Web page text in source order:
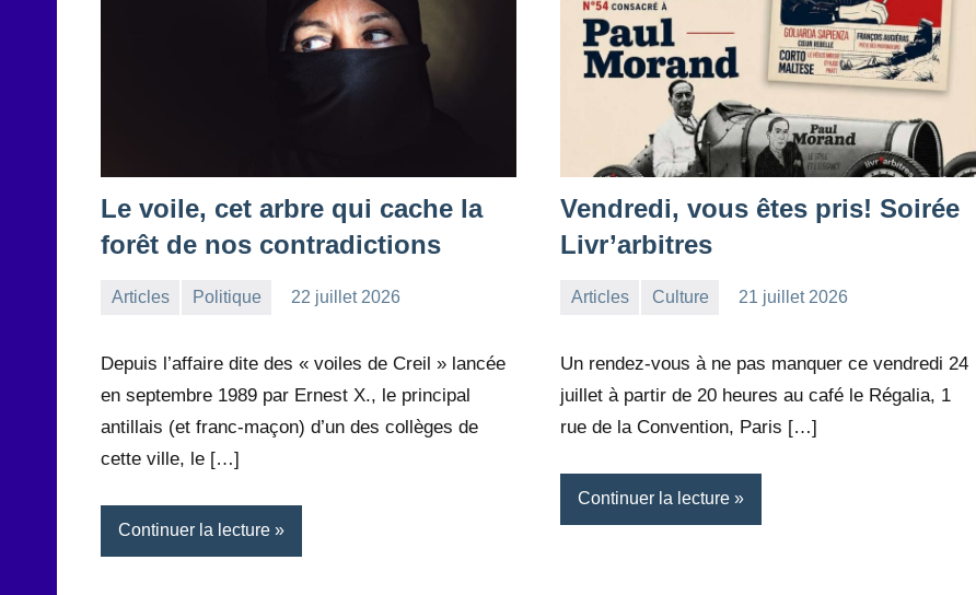
Le voile, cet arbre qui cache la
forêt de nos contradictions
Articles Politique
22 juillet 2026
Depuis l’affaire dite des « voiles de Creil » lancée
en septembre 1989 par Ernest X., le principal
antillais (et franc-maçon) d’un des collèges de
cette ville, le […]
Continuer la lecture
Vendredi, vous êtes pris! Soirée
Livr’arbitres
Articles Culture
21 juillet 2026
Un rendez-vous à ne pas manquer ce vendredi 24
juillet à partir de 20 heures au café le Régalia, 1
rue de la Convention, Paris […]
Continuer la lecture